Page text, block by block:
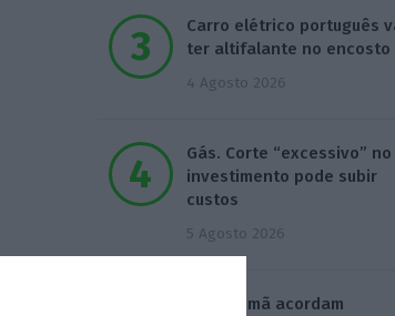
Carro elétrico português
ter altifalante no encosto
4 Agosto 2026
Gás. Corte “excessivo” no
investimento pode subir
custos
5 Agosto 2026
Irão e Omã acordam